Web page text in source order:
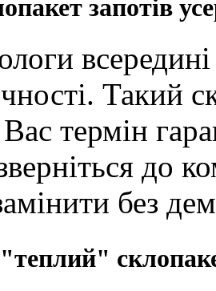
запотів
Такий
термін
до
без